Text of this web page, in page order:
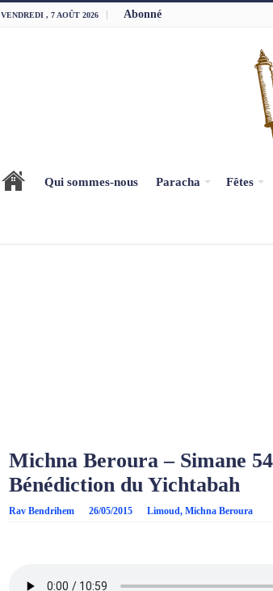
VENDREDI , 7 AOÛT 2026 Abonné
Qui sommes-nous Paracha Fêtes
Michna Beroura – Simane
Bénédiction du Yichtabah
Rav Bendrihem 26/05/2015 Limoud, Michna Beroura